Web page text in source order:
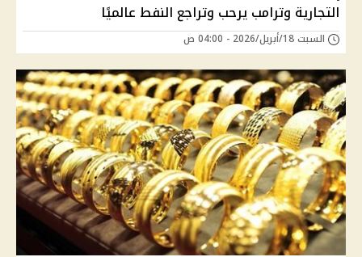
التجارية وترامب يرحب وتراجع النفط عالميًا
السبت 18/أبريل/2026 - 04:00 ص